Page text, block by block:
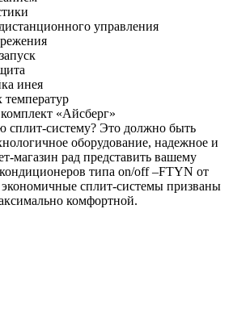
управления
инея
температур
«Айсберг»
сплит-систему? Это должно быть
оборудование, надежное и
магазин рад представить вашему
типа on/off –FTYN от
сплит-системы призваны
комфортной.